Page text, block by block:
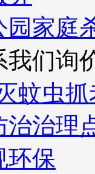
园家庭
我们询